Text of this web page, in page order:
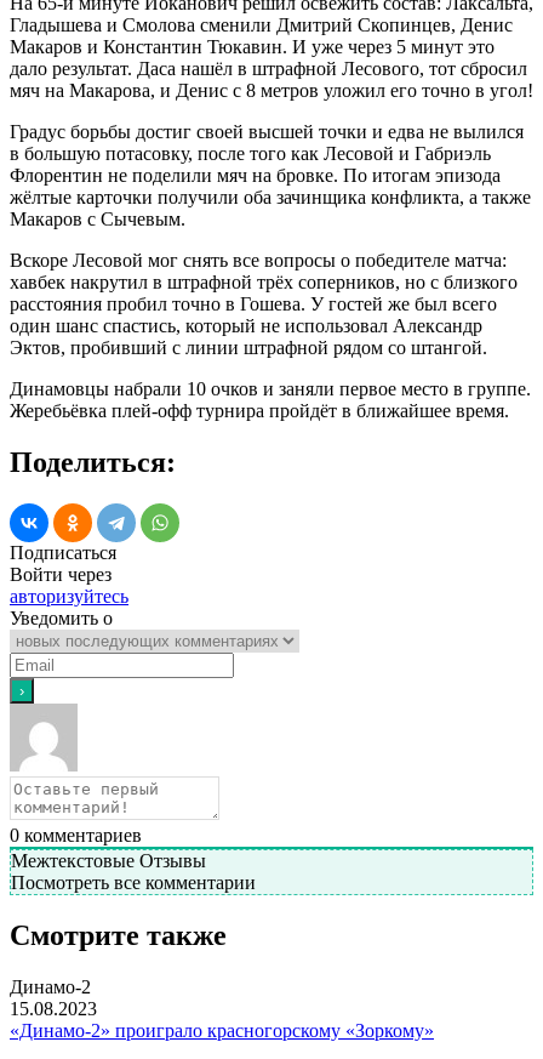
Гладышева и Смолова сменили Дмитрий Скопинцев, Денис
Макаров и Константин Тюкавин. И уже через 5 минут это
дало результат. Даса нашёл в штрафной Лесового, тот сбросил
мяч на Макарова, и Денис с 8 метров уложил его точно в угол!
Градус борьбы достиг своей высшей точки и едва не вылился
в большую потасовку, после того как Лесовой и Габриэль
Флорентин не поделили мяч на бровке. По итогам эпизода
жёлтые карточки получили оба зачинщика конфликта, а также
Макаров с Сычевым.
Вскоре Лесовой мог снять все вопросы о победителе матча:
хавбек накрутил в штрафной трёх соперников, но с близкого
расстояния пробил точно в Гошева. У гостей же был всего
один шанс спастись, который не использовал Александр
Эктов, пробивший с линии штрафной рядом со штангой.
Динамовцы набрали 10 очков и заняли первое место в группе.
Жеребьёвка плей-офф турнира пройдёт в ближайшее время.
Поделиться:
Подписаться
Войти через
авторизуйтесь
Уведомить о
0 комментариев
Межтекстовые Отзывы
Посмотреть все комментарии
Смотрите также
Динамо-2
15.08.2023
«Динамо-2» проиграло красногорскому «Зоркому»